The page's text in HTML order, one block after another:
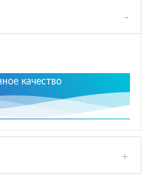
качество